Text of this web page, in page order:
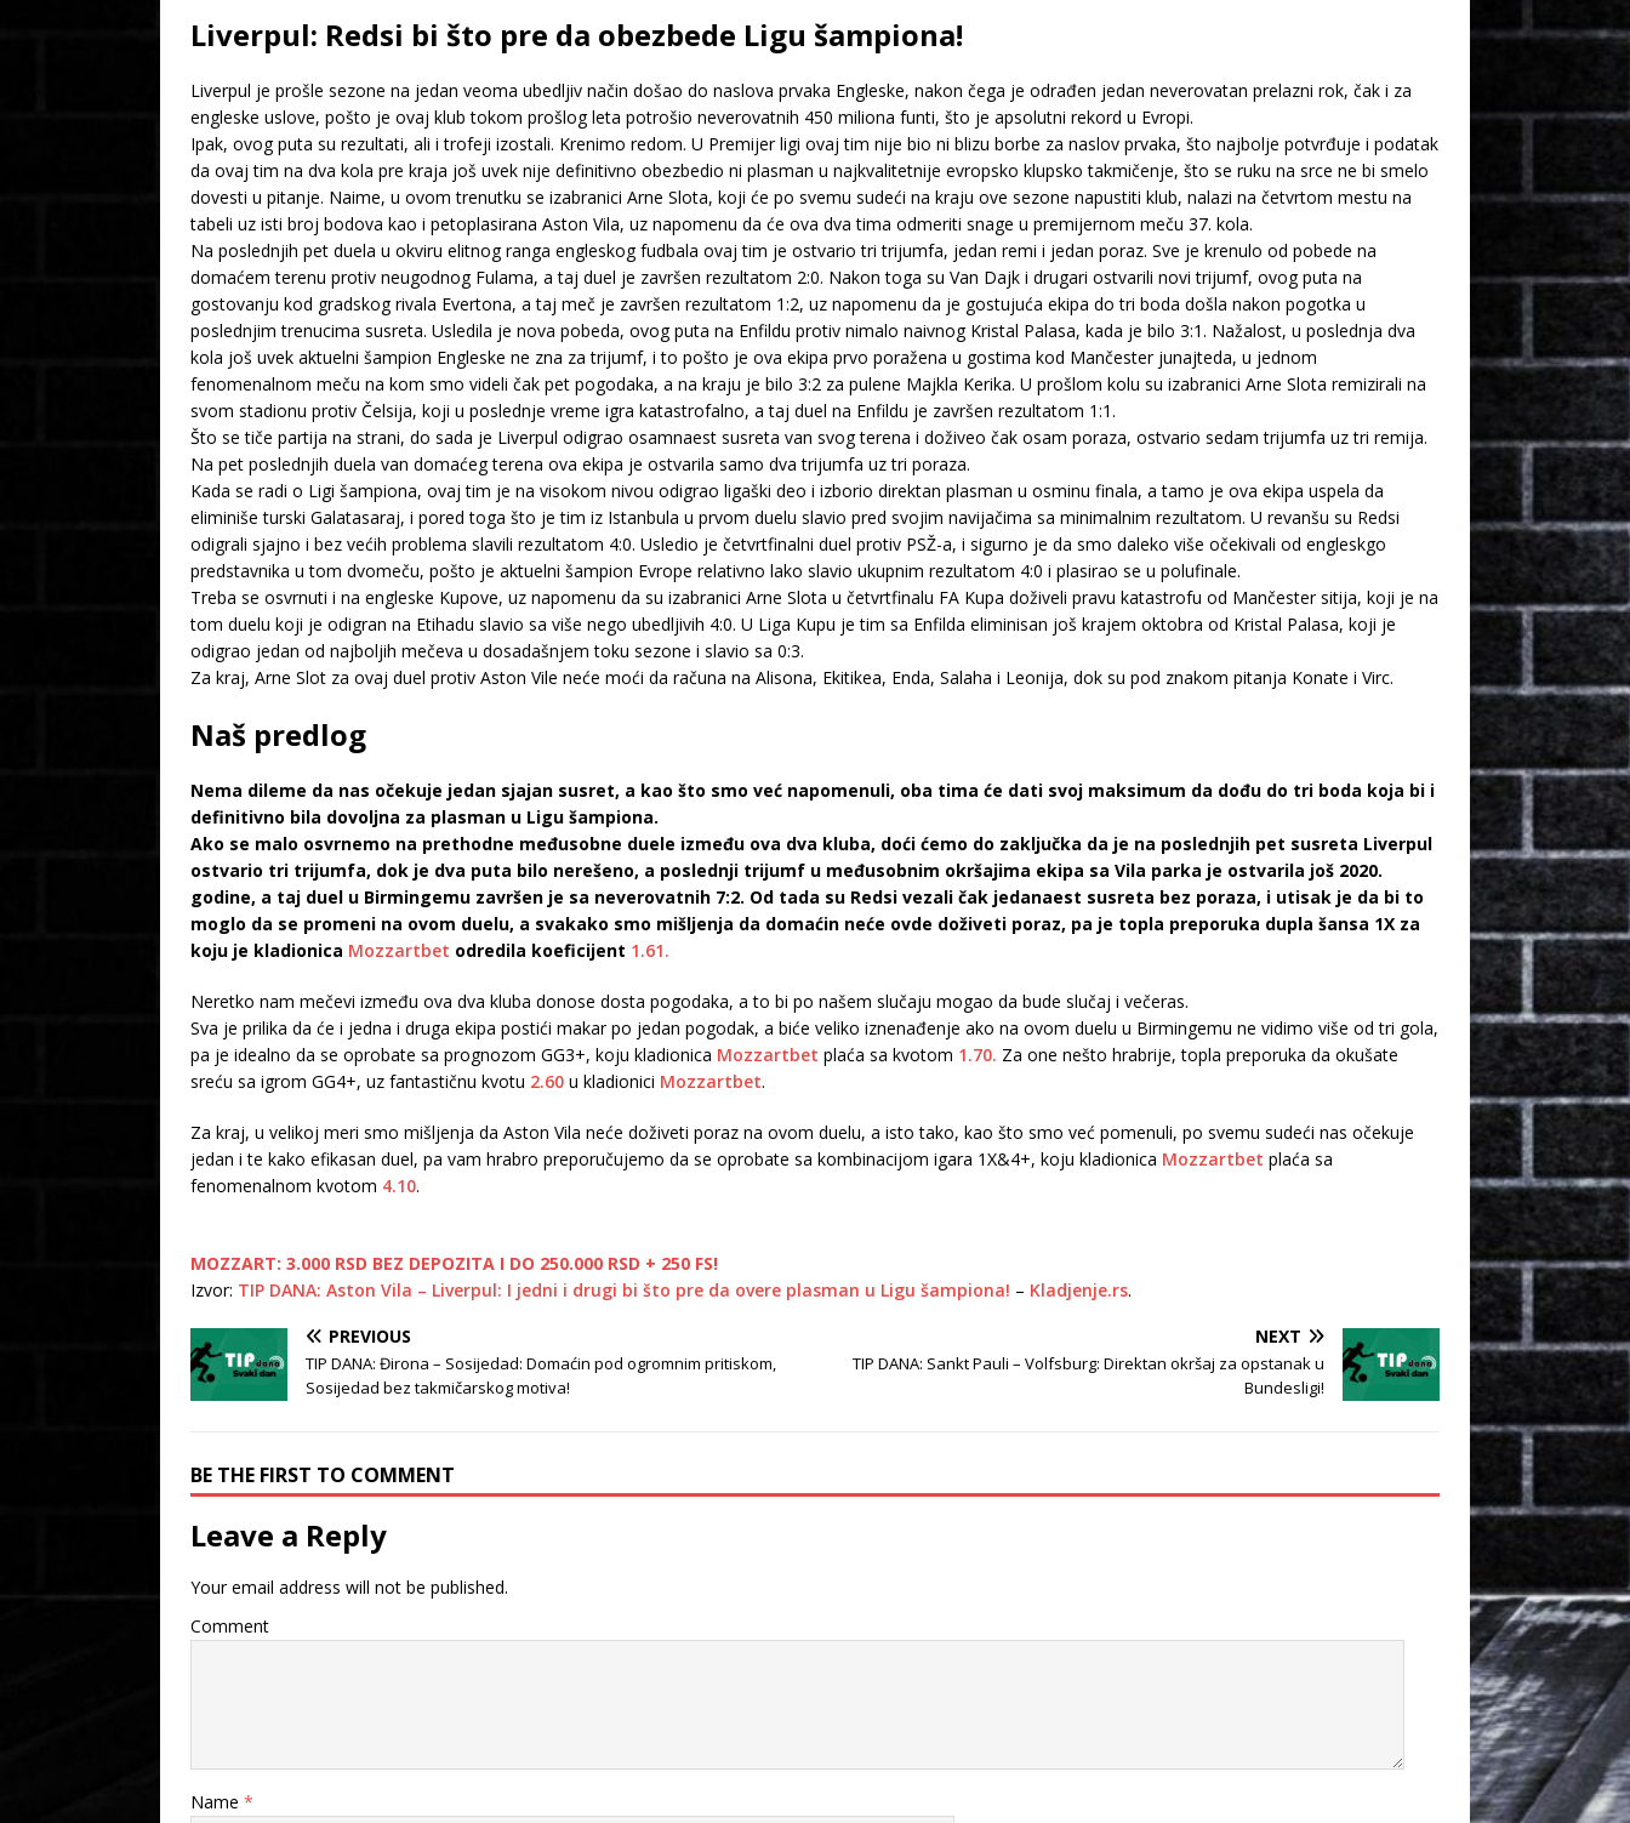
Liverpul: Redsi bi što pre da obezbede Ligu šampiona!
Liverpul je prošle sezone na jedan veoma ubedljiv način došao do naslova prvaka Engleske, nakon čega je odrađen jedan neverovatan prelazni rok, čak i za
engleske uslove, pošto je ovaj klub tokom prošlog leta potrošio neverovatnih 450 miliona funti, što je apsolutni rekord u Evropi.
Ipak, ovog puta su rezultati, ali i trofeji izostali. Krenimo redom. U Premijer ligi ovaj tim nije bio ni blizu borbe za naslov prvaka, što najbolje potvrđuje i podatak
da ovaj tim na dva kola pre kraja još uvek nije definitivno obezbedio ni plasman u najkvalitetnije evropsko klupsko takmičenje, što se ruku na srce ne bi smelo
dovesti u pitanje. Naime, u ovom trenutku se izabranici Arne Slota, koji će po svemu sudeći na kraju ove sezone napustiti klub, nalazi na četvrtom mestu na
tabeli uz isti broj bodova kao i petoplasirana Aston Vila, uz napomenu da će ova dva tima odmeriti snage u premijernom meču 37. kola.
Na poslednjih pet duela u okviru elitnog ranga engleskog fudbala ovaj tim je ostvario tri trijumfa, jedan remi i jedan poraz. Sve je krenulo od pobede na
domaćem terenu protiv neugodnog Fulama, a taj duel je završen rezultatom 2:0. Nakon toga su Van Dajk i drugari ostvarili novi trijumf, ovog puta na
gostovanju kod gradskog rivala Evertona, a taj meč je završen rezultatom 1:2, uz napomenu da je gostujuća ekipa do tri boda došla nakon pogotka u
poslednjim trenucima susreta. Usledila je nova pobeda, ovog puta na Enfildu protiv nimalo naivnog Kristal Palasa, kada je bilo 3:1. Nažalost, u poslednja dva
kola još uvek aktuelni šampion Engleske ne zna za trijumf, i to pošto je ova ekipa prvo poražena u gostima kod Mančester junajteda, u jednom
fenomenalnom meču na kom smo videli čak pet pogodaka, a na kraju je bilo 3:2 za pulene Majkla Kerika. U prošlom kolu su izabranici Arne Slota remizirali na
svom stadionu protiv Čelsija, koji u poslednje vreme igra katastrofalno, a taj duel na Enfildu je završen rezultatom 1:1.
Što se tiče partija na strani, do sada je Liverpul odigrao osamnaest susreta van svog terena i doživeo čak osam poraza, ostvario sedam trijumfa uz tri remija.
Na pet poslednjih duela van domaćeg terena ova ekipa je ostvarila samo dva trijumfa uz tri poraza.
Kada se radi o Ligi šampiona, ovaj tim je na visokom nivou odigrao ligaški deo i izborio direktan plasman u osminu finala, a tamo je ova ekipa uspela da
eliminiše turski Galatasaraj, i pored toga što je tim iz Istanbula u prvom duelu slavio pred svojim navijačima sa minimalnim rezultatom. U revanšu su Redsi
odigrali sjajno i bez većih problema slavili rezultatom 4:0. Usledio je četvrtfinalni duel protiv PSŽ-a, i sigurno je da smo daleko više očekivali od engleskgo
predstavnika u tom dvomeču, pošto je aktuelni šampion Evrope relativno lako slavio ukupnim rezultatom 4:0 i plasirao se u polufinale.
Treba se osvrnuti i na engleske Kupove, uz napomenu da su izabranici Arne Slota u četvrtfinalu FA Kupa doživeli pravu katastrofu od Mančester sitija, koji je na
tom duelu koji je odigran na Etihadu slavio sa više nego ubedljivih 4:0. U Liga Kupu je tim sa Enfilda eliminisan još krajem oktobra od Kristal Palasa, koji je
odigrao jedan od najboljih mečeva u dosadašnjem toku sezone i slavio sa 0:3.
Za kraj, Arne Slot za ovaj duel protiv Aston Vile neće moći da računa na Alisona, Ekitikea, Enda, Salaha i Leonija, dok su pod znakom pitanja Konate i Virc.
Naš predlog
Nema dileme da nas očekuje jedan sjajan susret, a kao što smo već napomenuli, oba tima će dati svoj maksimum da dođu do tri boda koja bi i
definitivno bila dovoljna za plasman u Ligu šampiona.
Ako se malo osvrnemo na prethodne međusobne duele između ova dva kluba, doći ćemo do zaključka da je na poslednjih pet susreta Liverpul
ostvario tri trijumfa, dok je dva puta bilo nerešeno, a poslednji trijumf u međusobnim okršajima ekipa sa Vila parka je ostvarila još 2020.
godine, a taj duel u Birmingemu završen je sa neverovatnih 7:2. Od tada su Redsi vezali čak jedanaest susreta bez poraza, i utisak je da bi to
moglo da se promeni na ovom duelu, a svakako smo mišljenja da domaćin neće ovde doživeti poraz, pa je topla preporuka dupla šansa 1X za
koju je kladionica Mozzartbet odredila koeficijent 1.61.
Neretko nam mečevi između ova dva kluba donose dosta pogodaka, a to bi po našem slučaju mogao da bude slučaj i večeras.
Sva je prilika da će i jedna i druga ekipa postići makar po jedan pogodak, a biće veliko iznenađenje ako na ovom duelu u Birmingemu ne vidimo više od tri gola,
pa je idealno da se oprobate sa prognozom GG3+, koju kladionica Mozzartbet plaća sa kvotom 1.70. Za one nešto hrabrije, topla preporuka da okušate
sreću sa igrom GG4+, uz fantastičnu kvotu 2.60 u kladionici Mozzartbet.
Za kraj, u velikoj meri smo mišljenja da Aston Vila neće doživeti poraz na ovom duelu, a isto tako, kao što smo već pomenuli, po svemu sudeći nas očekuje
jedan i te kako efikasan duel, pa vam hrabro preporučujemo da se oprobate sa kombinacijom igara 1X&4+, koju kladionica Mozzartbet plaća sa
fenomenalnom kvotom 4.10.
MOZZART: 3.000 RSD BEZ DEPOZITA I DO 250.000 RSD + 250 FS!
Izvor: TIP DANA: Aston Vila – Liverpul: I jedni i drugi bi što pre da overe plasman u Ligu šampiona! – Kladjenje.rs.
PREVIOUS
TIP DANA: Đirona – Sosijedad: Domaćin pod ogromnim pritiskom,
Sosijedad bez takmičarskog motiva!
NEXT
TIP DANA: Sankt Pauli – Volfsburg: Direktan okršaj za opstanak u
Bundesligi!
BE THE FIRST TO COMMENT
Leave a Reply
Your email address will not be published.
Comment
Name *